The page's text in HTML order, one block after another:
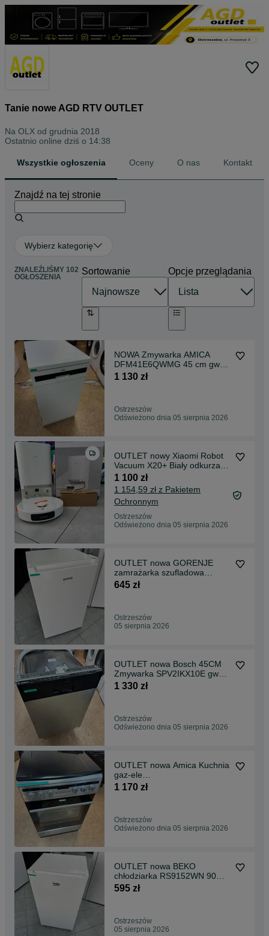
Tanie nowe AGD RTV OUTLET
Na OLX od grudnia 2018
Ostatnio online dziś o 14:38
Wszystkie ogłoszenia Oceny O nas Kontakt
Znajdź na tej stronie
Wybierz kategorię
ZNALEŹLIŚMY 102
OGŁOSZENIA
Sortowanie Opcje przeglądania
NOWA Zmywarka AMICA
DFM41E6QWMG 45 cm gwar
2 lata S3
1 130 zł
Ostrzeszów
Odświeżono dnia 05 sierpnia 2026
OUTLET nowy Xiaomi Robot
Vacuum X20+ Biały odkurzacz
automatyczny gwar 2 lata
1 100 zł
1 154,59 zł z Pakietem
Ochronnym
Ostrzeszów
Odświeżono dnia 05 sierpnia 2026
OUTLET nowa GORENJE
zamrażarka szufladowa
F39EPW4 61 litrów gwar 2
645 zł
Ostrzeszów
05 sierpnia 2026
OUTLET nowa Bosch 45CM
Zmywarka SPV2IKX10E gwar
2 lata S2 &
1 330 zł
Ostrzeszów
Odświeżono dnia 05 sierpnia 2026
OUTLET nowa Amica Kuchnia
gaz-ele
57GEH3.33HZpTaDA(Xx)
1 170 zł
Ostrzeszów
Odświeżono dnia 05 sierpnia 2026
OUTLET nowa BEKO
chłodziarka RS9152WN 90
litrów gwar 2 lata U5
595 zł
Ostrzeszów
05 sierpnia 2026